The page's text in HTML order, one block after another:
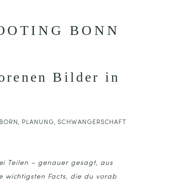
BONN
Bilder in
, PLANUNG,SCHWANGERSCHAFT
Teilen – genauer gesagt, aus
wichtigsten Facts, die du vorab